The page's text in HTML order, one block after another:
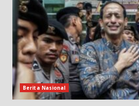
Berita Nasional